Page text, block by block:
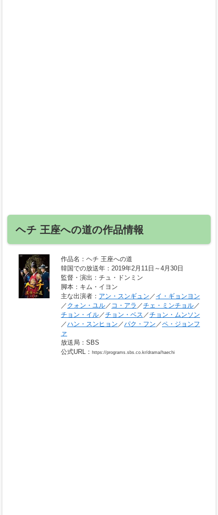
ヘチ 王座への道の作品情報
作品名 ：ヘチ 王座への道
韓国での放送年 ：2019年2月11日～4月30日
監督・演出 ：チュ・ドンミン
脚本 ：キム・イヨン
主な出演者 ： アン・スンギュン ／ イ・ギョンヨン
／ クォン・ユル／ コ・アラ ／チェ・ミンチョル／
チョン・イル／チョン・ベス ／チョン・ムンソン
／ハン・スンヒョン ／パク・フン ／ペ・ジョンフ
ァ
放送局 ：SBS
公式URL ： https://programs.sbs.co.kr/drama/haechi